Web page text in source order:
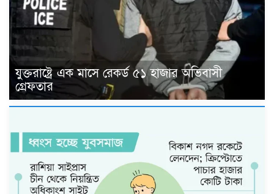
যুক্তরাষ্ট্রে এক মাসে রেকর্ড ৫১ হাজার অভিবাসী
গ্রেফতার